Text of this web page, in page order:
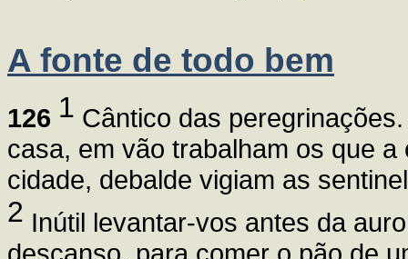
A fonte de todo bem
126 1 Cântico das
casa, em vão trabalham os que
cidade, debalde vigiam as
2 Inútil levantar-vos antes da
descanso, para comer o pão de